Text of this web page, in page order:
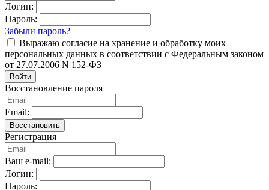
Логин:
Пароль:
Забыли пароль?
Выражаю согласие на хранение и обработку моих
персональных данных в соответствии с Федеральным законом
от 27.07.2006 N 152-ФЗ
Войти
Восстановление пароля
Email:
Восстановить
Регистрация
Ваш e-mail:
Логин:
Пароль: